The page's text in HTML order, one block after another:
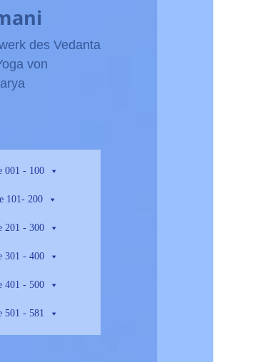
des Vedanta
von
001 - 100
101- 200
201 - 300
301 - 400
401 - 500
501 - 581